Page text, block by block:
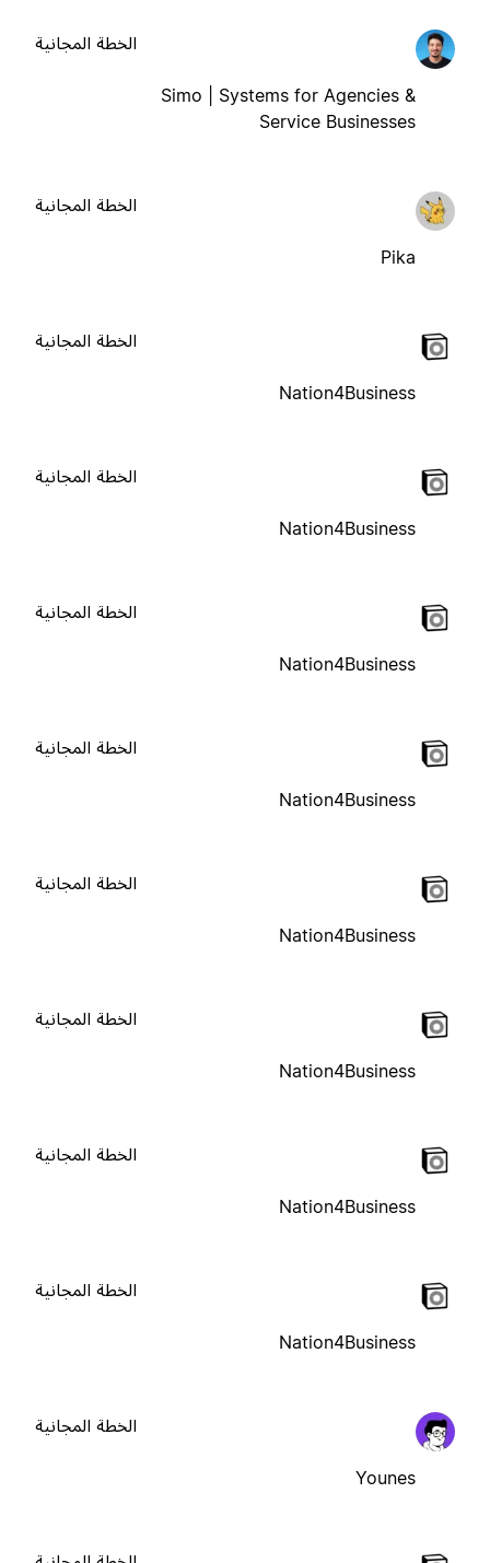
Simo | Systems for Agencies &
Service Businesses
الخطة المجانية
Pika
الخطة المجانية
Nation4Business
الخطة المجانية
Nation4Business
الخطة المجانية
Nation4Business
الخطة المجانية
Nation4Business
الخطة المجانية
Nation4Business
الخطة المجانية
Nation4Business
الخطة المجانية
Nation4Business
الخطة المجانية
Nation4Business
الخطة المجانية
Younes
الخطة المجانية